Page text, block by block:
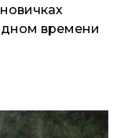
времени